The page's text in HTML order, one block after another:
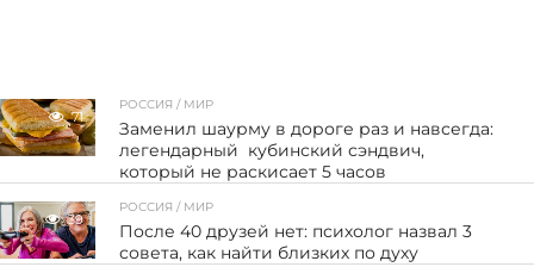
71
РОССИЯ / МИР
Заменил шаурму в дороге раз и навсегда:
легендарный кубинский сэндвич,
который не раскисает 5 часов
39
РОССИЯ / МИР
После 40 друзей нет: психолог назвал 3
совета, как найти близких по духу